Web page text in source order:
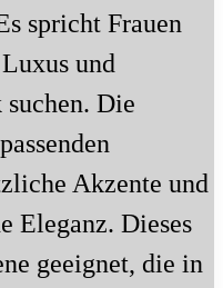
spricht Frauen
und
Die
Akzente und
Eleganz. Dieses
geeignet, die in